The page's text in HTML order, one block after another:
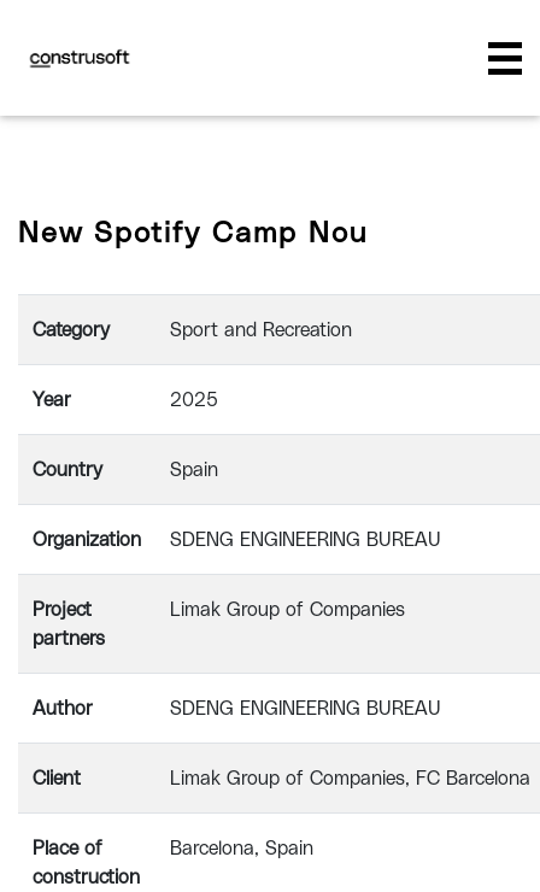
New Spotify Camp Nou
Category Sport and Recreation
Year 2025
Country Spain
Organization SDENG ENGINEERING BUREAU
Project
partners
Limak Group of Companies
Author SDENG ENGINEERING BUREAU
Client Limak Group of Companies, FC Barcelona
Place of
construction
Barcelona, Spain